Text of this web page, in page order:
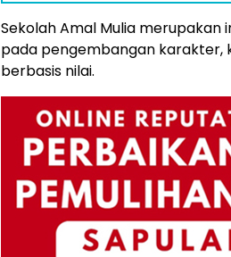
Sekolah Amal Mulia merupakan
pada pengembangan karakter,
berbasis nilai.